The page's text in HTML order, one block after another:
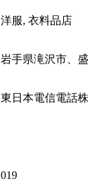
洋服, 衣料品店
岩手県滝沢市、
東日本電信電話
019